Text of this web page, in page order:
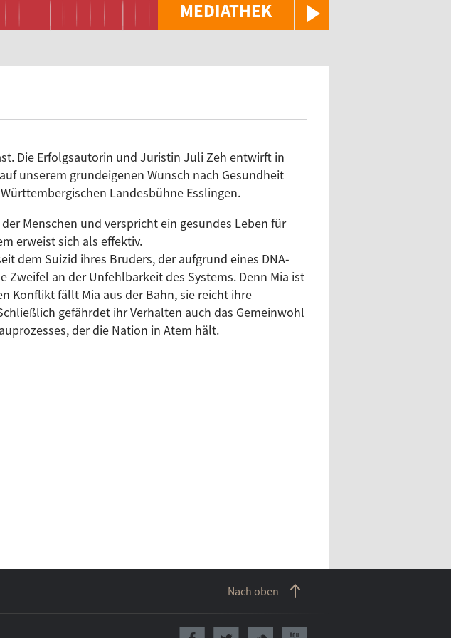
MEDIATHEK
Die Erfolgsautorin und Juristin Juli Zeh entwirft in
unserem grundeigenen Wunsch nach Gesundheit
Landesbühne Esslingen.
Menschen und verspricht ein gesundes Leben für
erweist sich als effektiv.
dem Suizid ihres Bruders, der aufgrund eines DNA-
Zweifel an der Unfehlbarkeit des Systems. Denn Mia ist
Konflikt fällt Mia aus der Bahn, sie reicht ihre
gefährdet ihr Verhalten auch das Gemeinwohl
der die Nation in Atem hält.
Nach oben